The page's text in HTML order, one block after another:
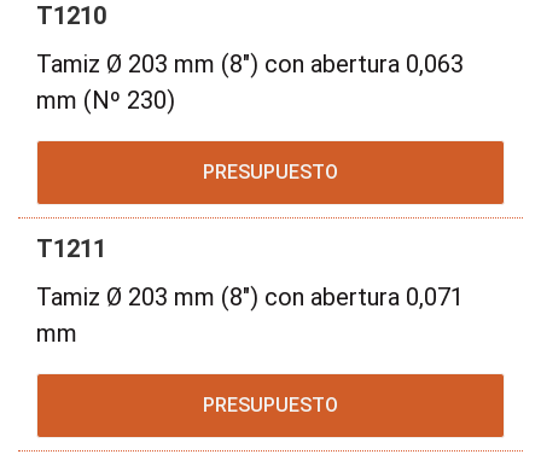
T1210
Tamiz Ø 203 mm (8") con abertura 0,063
mm (Nº 230)
PRESUPUESTO
T1211
Tamiz Ø 203 mm (8") con abertura 0,071
mm
PRESUPUESTO